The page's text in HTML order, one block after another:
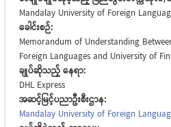
Mandalay University of Foreign
ခေါင်းစဉ်:
Memorandum of Understanding
Foreign Languages and University of
ချုပ်ဆိုသည့် နေရာ:
DHL Express
အဆင့်မြင့်ပညာဦးစီးဌာန:
Mandalay University of Foreign